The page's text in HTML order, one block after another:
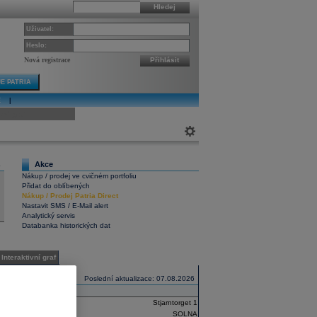
Hledej
Uživatel:
Heslo:
Nová registrace Přihlásit
PATRIA
Akce
Nákup / prodej ve cvičném portfoliu
Přidat do oblíbených
Nákup/ Prodej Patria Direct
Nastavit SMS / E-Mail alert
Analytický servis
Databanka historických dat
Interaktivní graf
Poslední aktualizace: 07.08.2026
Stjarntorget 1
SOLNA